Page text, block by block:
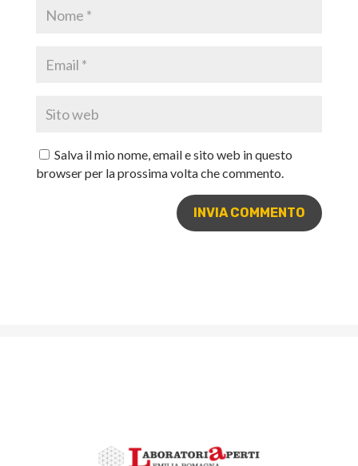
Salva il mio nome, email e sito web in questo
browser per la prossima volta che commento.